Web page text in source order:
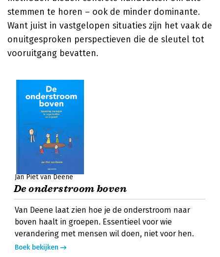
stemmen te horen – ook de minder dominante.
Want juist in vastgelopen situaties zijn het vaak de
onuitgesproken perspectieven die de sleutel tot
vooruitgang bevatten.
Jan Piet van Deene
De onderstroom boven
Van Deene laat zien hoe je de onderstroom naar
boven haalt in groepen. Essentieel voor wie
verandering met mensen wil doen, niet voor hen.
Boek bekijken